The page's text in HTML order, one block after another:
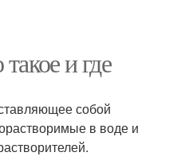
и где
собой
в воде и